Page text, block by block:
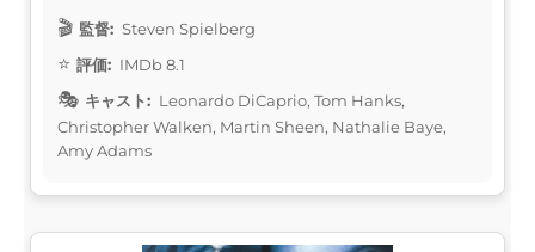
監督: Steven Spielberg
評価: IMDb 8.1
キャスト: Leonardo DiCaprio, Tom Hanks,
Christopher Walken, Martin Sheen, Nathalie Baye,
Amy Adams